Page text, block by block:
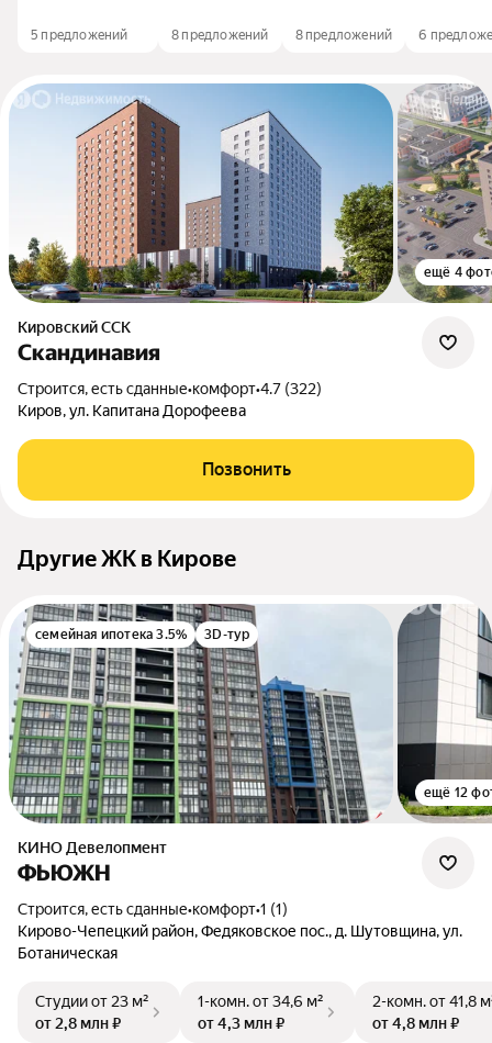
5 предложений 8 предложений 8 предложений 6
ещё 4
Кировский ССК
Скандинавия
Строится, есть сданные•комфорт•4.7 (322)
Киров, ул. Капитана Дорофеева
Позвонить
Другие ЖК в Кирове
семейная ипотека 3.5% 3D-тур
ещё 12
КИНО Девелопмент
ФЬЮЖН
Строится, есть сданные•комфорт•1 (1)
Кирово-Чепецкий район, Федяковское пос., д. Шутовщина, ул.
Ботаническая
Студииот 23 м²
от 2,8 млн ₽
1-комн.от 34,6 м²
от 4,3 млн ₽
2-комн.от 41,8
от 4,8 млн ₽